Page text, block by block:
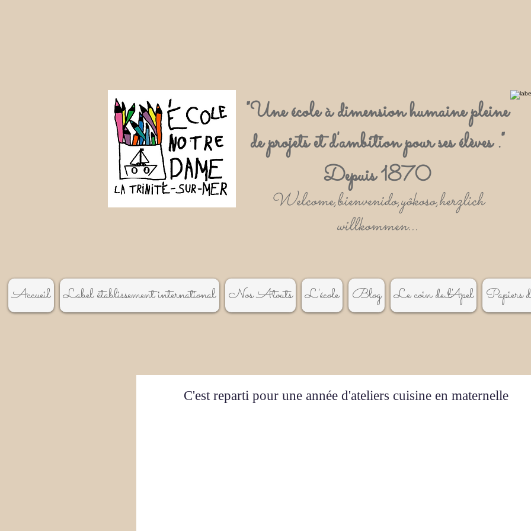
"Une école à dimension humaine pleine
de projets et d'ambition pour ses élèves ."
Depuis 1870
Welcome,bienvenido,yôkoso,herzlich
willkommen...
Accueil Label établissement international Nos Atouts L'école Blog Le coin de l'Apel Papiers
C'est reparti pour une année d'ateliers cuisine en maternelle